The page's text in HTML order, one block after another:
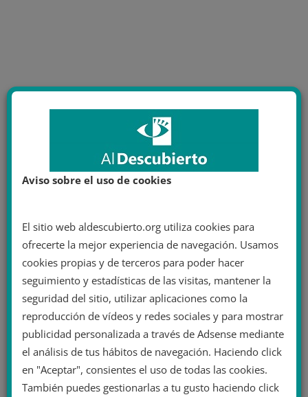
Aviso sobre el uso de cookies
El sitio web aldescubierto.org utiliza cookies para
ofrecerte la mejor experiencia de navegación. Usamos
cookies propias y de terceros para poder hacer
seguimiento y estadísticas de las visitas, mantener la
seguridad del sitio, utilizar aplicaciones como la
reproducción de vídeos y redes sociales y para mostrar
publicidad personalizada a través de Adsense mediante
el análisis de tus hábitos de navegación. Haciendo click
en "Aceptar", consientes el uso de todas las cookies.
También puedes gestionarlas a tu gusto haciendo click